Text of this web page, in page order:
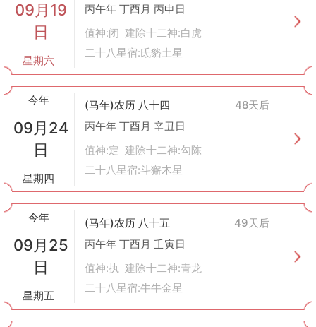
09月19
日
星期六
丙午年 丁酉月 丙申日
值神:闭 建除十二神:白虎
二十八星宿:氐貉土星
今年
09月24
日
星期四
(马年)农历 八十四
48天后
丙午年 丁酉月 辛丑日
值神:定 建除十二神:勾陈
二十八星宿:斗獬木星
今年
09月25
日
星期五
(马年)农历 八十五
49天后
丙午年 丁酉月 壬寅日
值神:执 建除十二神:青龙
二十八星宿:牛牛金星